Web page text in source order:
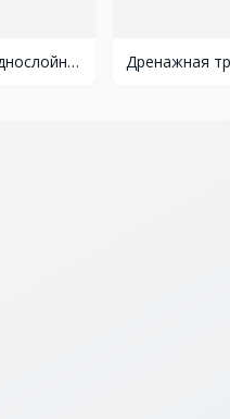
Дренажная труба однослойная с фильтром ø 160